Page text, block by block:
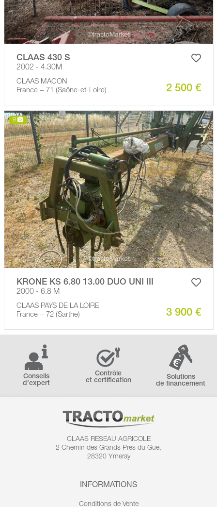
CLAAS 430 S
2002 - 4.30M
CLAAS MACON
France − 71 (Saône-et-Loire)
2 500 €
9
KRONE KS 6.80 13.00 DUO UNI III
2000 - 6.8 M
CLAAS PAYS DE LA LOIRE
France − 72 (Sarthe)
3 900 €
Conseils
d'expert
Contrôle
et certification
Solutions
de financement
CLAAS RESEAU AGRICOLE
2 Chemin des Grands Prés du Gué,
28320 Ymeray
INFORMATIONS
Conditions de Vente